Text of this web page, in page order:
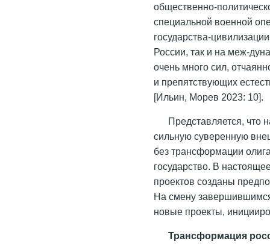
общественно-
cпециальной военной
государства-
России, так и на меж-
очень много сил,
и препятствующих
[Ильин, Морев 2023: 10].
Представляется, что
сильную суверенную
без трансформации
государство. В
проектов созданы
На смену завершившимся
новые проекты,
Трансформация